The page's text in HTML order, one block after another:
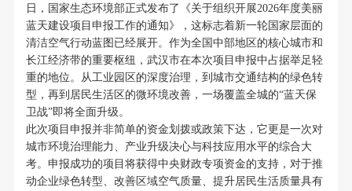
日，国家生态环境部正式发布了《关于组织开展2026年度美丽
蓝天建设项目申报工作的通知》，这标志着新一轮国家层面的
清洁空气行动蓝图已经展开。作为全国中部地区的核心城市和
长江经济带的重要枢纽，武汉市在本次项目申报中占据举足轻
重的地位。从工业园区的深度治理，到城市交通结构的绿色转
型，再到居民生活区的微环境改善，一场覆盖全城的“蓝天保
卫战”即将全面升级。
此次项目申报并非简单的资金划拨或政策下达，它更是一次对
城市环境治理能力、产业升级决心与科技应用水平的综合大
考。申报成功的项目将获得中央财政专项资金的支持，对于推
动企业绿色转型、改善区域空气质量、提升居民生活质量具有